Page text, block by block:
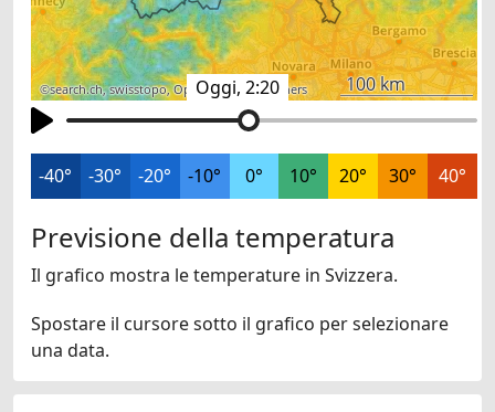
Oggi, 2:20
©search.ch,swisstopo,OpenStreetMap,others 100 km
-40° -30° -20° -10° 0° 10° 20° 30° 40°
Previsione della temperatura
Il grafico mostra le temperature in Svizzera.
Spostare il cursore sotto il grafico per selezionare
una data.